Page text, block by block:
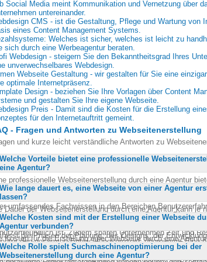
Social Media meint Kommunikation und Vernetzung über
untereinander.
CMS - ist die Gestaltung, Pflege und Wartung von
eines Content Management Systems.
Welches ist sicher, welches ist leicht zu
sich durch eine Werbeagentur beraten.
Webdesign - steigern Sie den Bekanntheitsgrad Ihres
unverwechselbares Webdesign.
Webseite Gestaltung - wir gestalten für Sie eine
optimale Internetpräsenz.
Design - beziehen Sie Ihre Vorlagen über Content
und gestalten Sie Ihre eigene Webseite.
Preis - Damit sind die Kosten für die Erstellung
für den Internetauftritt gemeint.
- Fragen und Antworten zu Webseitenerstellung
und kurze leicht verständliche Antworten zu
Welche Vorteile bietet eine professionelle
eine Agentur?
professionelle Webseitenerstellung durch eine Agentur
Dazu gehören ein maßgeschneidertes Design, das auf
und Ziele des Unternehmens abgestimmt ist.
umfassendes Fachwissen in den Bereichen
und responsives Design. Dies
Webseite nicht nur ansprechend aussieht, sondern auch
ist. Zudem sparen Unternehmen Zeit und
den gesamten Entwicklungsprozess übernimmt. Eine
kann auch langfristige Unterstützung und Wartung
dass die Webseite stets aktuell und sicher
Wie lange dauert es, eine Webseite von einer Agentur
lassen?
Dauer der Webseitenerstellung durch eine Agentur kann je
Projekts variieren. In der Regel dauert es zwischen vier
eine vollständig funktionale Webseite zu entwickeln. Dieser
die Phasen der Planung, des Designs, der
Bei umfangreicheren Projekten mit speziellen
kann die Entwicklungszeit länger sein. Eine klare
Welche Kosten sind mit der Erstellung einer Webseite
Agentur verbunden?
Kosten für die Erstellung einer Webseite durch eine
abhängig von den spezifischen Anforderungen und
Einfache Webseiten können bereits ab ein paar
Welche Rolle spielt Suchmaschinenoptimierung bei der
Webseitenerstellung durch eine Agentur?